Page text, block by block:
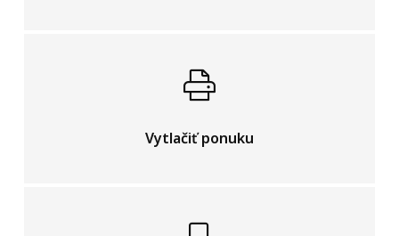
Vytlačiť ponuku